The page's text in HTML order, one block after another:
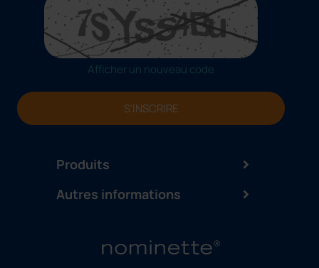
Produits
Afficher un nouveau code
S'INSCRIRE
Autres informations